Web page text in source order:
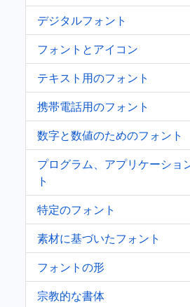
デジタルフォント
フォントとアイコン
テキスト用のフォント
携帯電話用のフォント
数字と数値のためのフォント
プログラム、アプリケーショ
ト
特定のフォント
素材に基づいたフォント
フォントの形
宗教的な書体